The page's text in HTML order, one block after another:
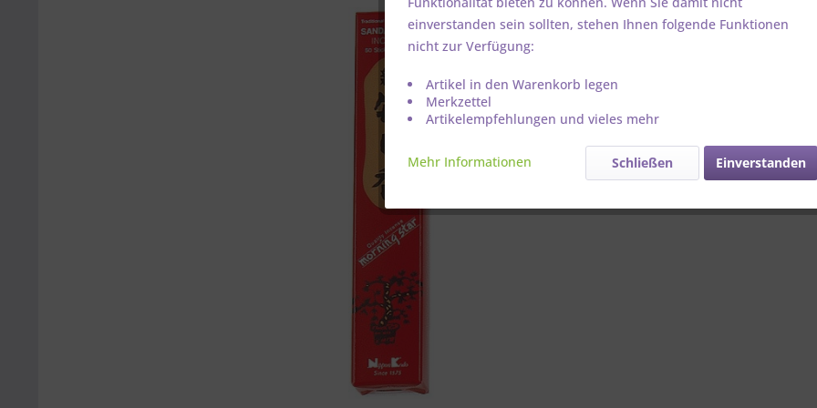
Artikel-Nr.:
einverstanden sein sollten, stehen Ihnen folgende Funktionen
nicht zur Verfügung:
Artikel in den Warenkorb legen
Merkzettel
Artikelempfehlungen und vieles mehr
Mehr Informationen Einverstanden
Schließen